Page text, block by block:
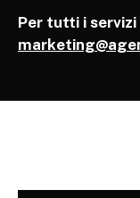
Per tutti i servizi